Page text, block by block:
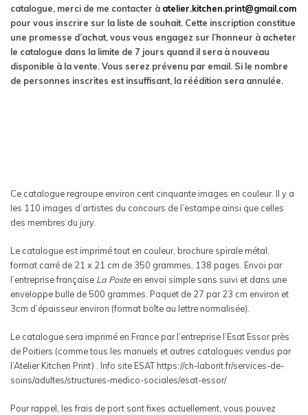
catalogue, merci de me contacter à atelier.kitchen.print@gmail.com
pour vous inscrire sur la liste de souhait. Cette inscription constitue
une promesse d’achat, vous vous engagez sur l’honneur à acheter
le catalogue dans la limite de 7 jours quand il sera à nouveau
disponible à la vente. Vous serez prévenu par email. Si le nombre
de personnes inscrites est insuffisant, la réédition sera annulée.
Ce catalogue regroupe environ cent cinquante images en couleur. Il y a
les 110 images d’artistes du concours de l’estampe ainsi que celles
des membres du jury.
Le catalogue est imprimé tout en couleur, brochure spirale métal,
format carré de 21 x 21 cm de 350 grammes, 138 pages. Envoi par
l’entreprise française La Posteen envoi simple sans suivi et dans une
enveloppe bulle de 500 grammes. Paquet de 27 par 23 cm environ et
3cm d’épaisseur environ (format boîte au lettre normalisée).
Le catalogue sera imprimé en France par l’entreprise l’Esat Essor près
de Poitiers (comme tous les manuels et autres catalogues vendus par
l’Atelier Kitchen Print) . Info site ESAT https://ch-laborit.fr/services-de-
soins/adultes/structures-medico-sociales/esat-essor/
Pour rappel, les frais de port sont fixes actuellement, vous pouvez